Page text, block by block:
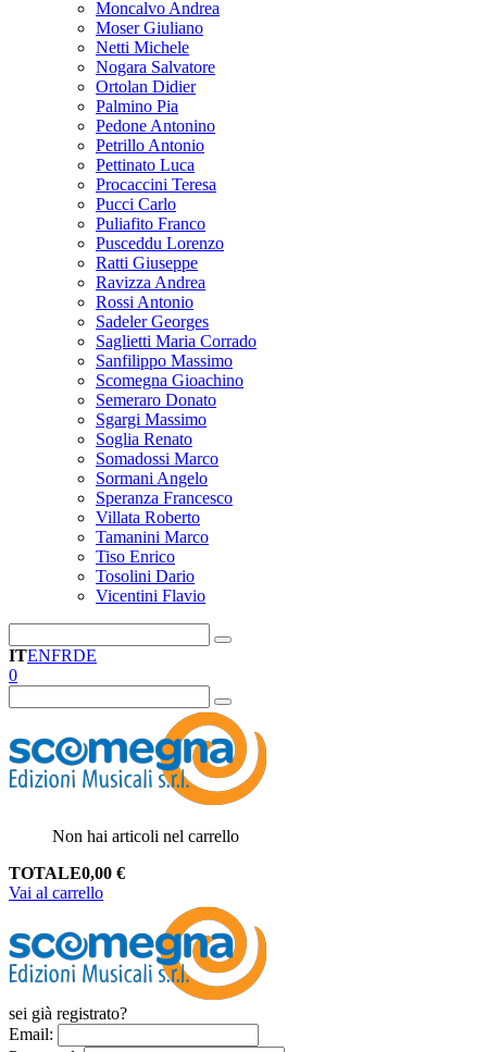
Moncalvo Andrea
Moser Giuliano
Netti Michele
Nogara Salvatore
Ortolan Didier
Palmino Pia
Pedone Antonino
Petrillo Antonio
Pettinato Luca
Procaccini Teresa
Pucci Carlo
Puliafito Franco
Pusceddu Lorenzo
Ratti Giuseppe
Ravizza Andrea
Rossi Antonio
Sadeler Georges
Saglietti Maria Corrado
Sanfilippo Massimo
Scomegna Gioachino
Semeraro Donato
Sgargi Massimo
Soglia Renato
Somadossi Marco
Sormani Angelo
Speranza Francesco
Villata Roberto
Tamanini Marco
Tiso Enrico
Tosolini Dario
Vicentini Flavio
ITENFRDE
0
Non hai articoli nel carrello
TOTALE0,00 €
Vai al carrello
sei già registrato?
Email: